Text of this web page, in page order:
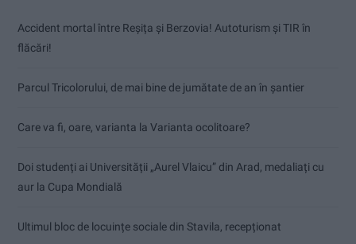
Accident mortal între Reșița și Berzovia! Autoturism și TIR în
flăcări!
Parcul Tricolorului, de mai bine de jumătate de an în șantier
Care va fi, oare, varianta la Varianta ocolitoare?
Doi studenți ai Universității „Aurel Vlaicu” din Arad, medaliați cu
aur la Cupa Mondială
Ultimul bloc de locuințe sociale din Stavila, recepționat